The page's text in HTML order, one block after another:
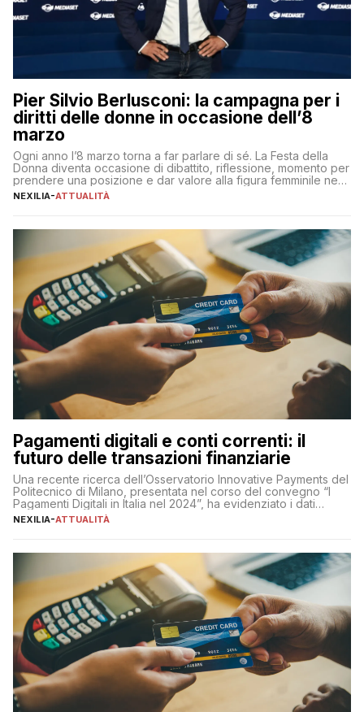
Pier Silvio Berlusconi: la campagna per i
diritti delle donne in occasione dell’8
marzo
Ogni anno l’8 marzo torna a far parlare di sé. La Festa della
Donna diventa occasione di dibattito, riflessione, momento per
prendere una posizione e dar valore alla figura femminile nella
sua complessità e crucialità. A lanciare un messaggio “forte e
NEXILIA-ATTUALITÀ
Pagamenti digitali e conti correnti: il
futuro delle transazioni finanziarie
Una recente ricerca dell’Osservatorio Innovative Payments del
Politecnico di Milano, presentata nel corso del convegno “I
Pagamenti Digitali in Italia nel 2024”, ha evidenziato i dati
definitivi del primo semestre 2024 relativamente alle
NEXILIA-ATTUALITÀ